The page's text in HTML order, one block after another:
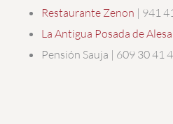
Restaurante Zenon | 941
La Antigua Posada de
Pensión Sauja | 609 30 41